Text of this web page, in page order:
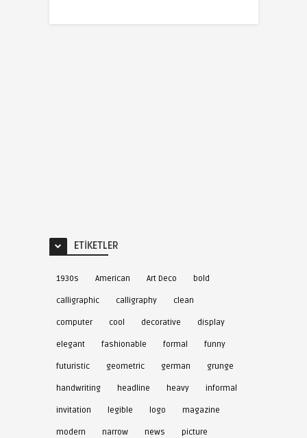
ETIKETLER
1930s American Art Deco bold
calligraphic calligraphy clean
computer cool decorative display
elegant fashionable formal funny
futuristic geometric german grunge
handwriting headline heavy informal
invitation legible logo magazine
modern narrow news picture